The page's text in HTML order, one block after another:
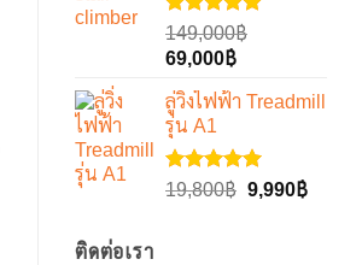
ให้คะแนน
5.00ตั้งแต่
1-5
คะแนน
149,000฿
Original
was:
149,000฿.
69,000฿Current
is:
ลู่วิ่งไฟฟ้า Treadmill
รุ่น A1
ให้คะแนน
19,800฿ Original
9,990฿Current
ติดต่อเรา